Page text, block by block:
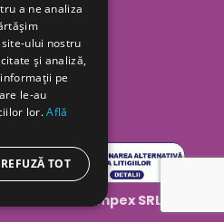
Geolaila Comimpex SRL
a ne analiza
ului nostru
și analiză,
pe
le-au
lor.Află
REFUZĂ TOT